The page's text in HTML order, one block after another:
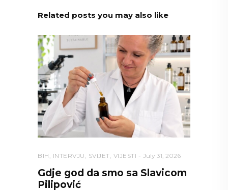
Related posts you may also like
BIH , INTERVJU , SVIJET, VIJESTI July 31, 2026
Gdje god da smo sa Slavicom
Pilipović